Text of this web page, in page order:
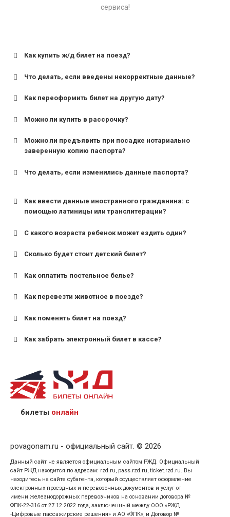
сервиса!
Как купить ж/д билет на поезд?
Что делать, если введены некорректные данные?
Как переоформить билет на другую дату?
Можно ли купить в рассрочку?
Можно ли предъявить при посадке нотариально
заверенную копию паспорта?
Что делать, если изменились данные паспорта?
Как ввести данные иностранного гражданина: с
помощью латиницы или транслитерации?
С какого возраста ребенок может ездить один?
для поездов дальнего следования — от 10 лет и
для пригородных поездов — от 7 лет.
Сколько будет стоит детский билет?
Как оплатить постельное белье?
Как перевезти животное в поезде?
Как поменять билет на поезд?
Как забрать электронный билет в кассе?
назвав кассиру 14-значный номер заказа;
предъявив удостоверение личности пассажира, на
кого оформлен билет.
билеты онлайн
povagonam.ru - официальный сайт. © 2026
Данный сайт не является официальным сайтом РЖД. Официальный
сайт РЖД находится по адресам: rzd.ru, pass.rzd.ru, ticket.rzd.ru. Вы
находитесь на сайте субагента, который осуществляет оформление
электронных проездных и перевозочных документов и услуг от
имени железнодорожных перевозчиков на основании договора №
ФПК-22-316 от 27.12.2022 года, заключенный между ООО «РЖД
-Цифровые пассажирские решения» и АО «ФПК», и Договор №